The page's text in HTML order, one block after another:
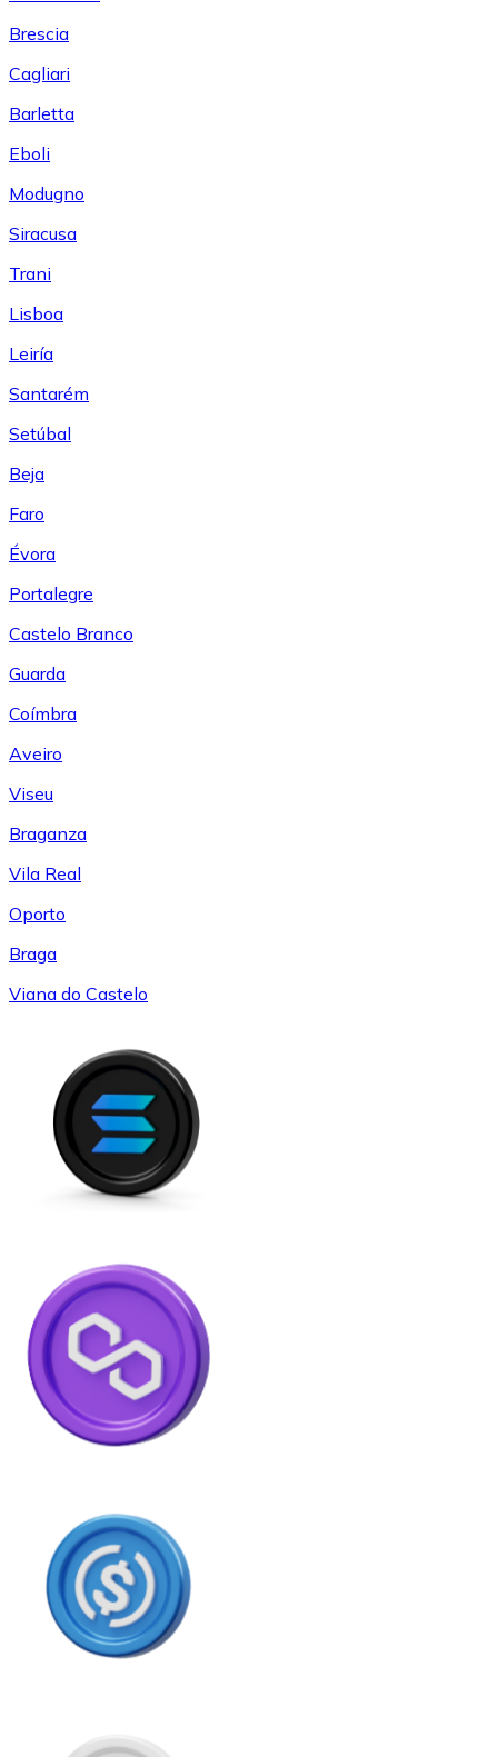
Brescia
Cagliari
Barletta
Eboli
Modugno
Siracusa
Trani
Lisboa
Leiría
Santarém
Setúbal
Beja
Faro
Évora
Portalegre
Castelo Branco
Guarda
Coímbra
Aveiro
Viseu
Braganza
Vila Real
Oporto
Braga
Viana do Castelo